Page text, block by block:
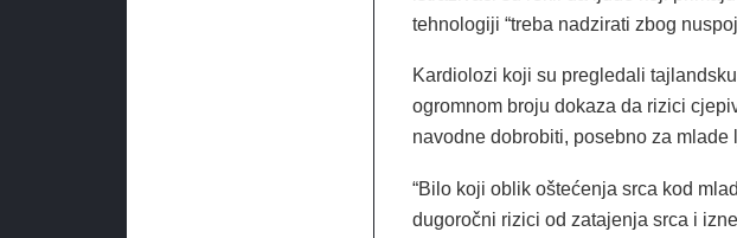
tehnologiji “treba nadzirati zbog
Kardiolozi koji su pregledali
ogromnom broju dokaza da rizici
navodne dobrobiti, posebno za mlade
“Bilo koji oblik oštećenja srca kod
dugoročni rizici od zatajenja srca i